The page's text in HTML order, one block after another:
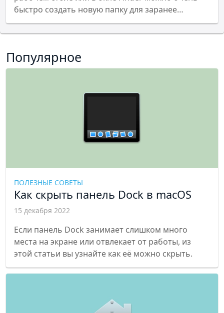
быстро создать новую папку для заранее
выбранных объектов.
Популярное
ПОЛЕЗНЫЕ СОВЕТЫ
Как скрыть панель Dock в macOS
15 декабря 2022
Если панель Dock занимает слишком много
места на экране или отвлекает от работы, из
этой статьи вы узнайте как её можно скрыть.